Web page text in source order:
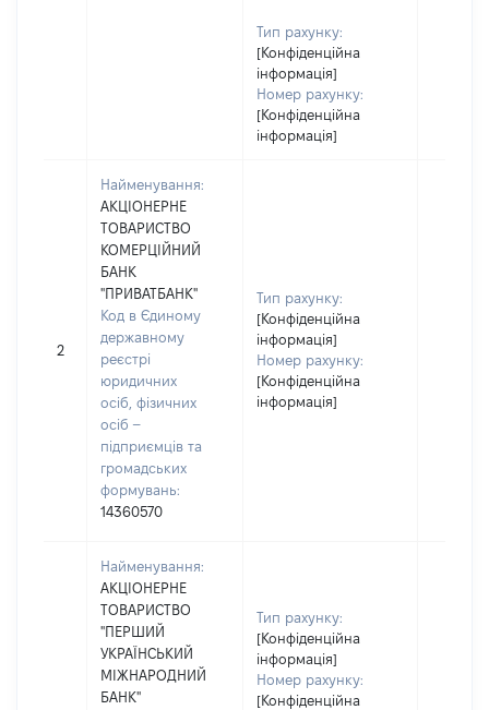
Тип рахунку:
[Конфіденційна
інформація]
Номер рахунку:
[Конфіденційна
інформація]
2
Найменування:
АКЦІОНЕРНЕ
ТОВАРИСТВО
КОМЕРЦІЙНИЙ
БАНК
"ПРИВАТБАНК"
Код в Єдиному
державному
реєстрі
юридичних
осіб, фізичних
осіб –
підприємців та
громадських
формувань:
14360570
Тип рахунку:
[Конфіденційна
інформація]
Номер рахунку:
[Конфіденційна
інформація]
Найменування:
АКЦІОНЕРНЕ
ТОВАРИСТВО
"ПЕРШИЙ
УКРАЇНСЬКИЙ
МІЖНАРОДНИЙ
БАНК"
Тип рахунку:
[Конфіденційна
інформація]
Номер рахунку:
[Конфіденційна